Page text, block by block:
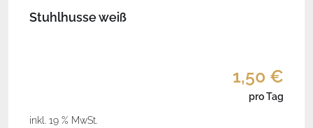
Stuhlhusse weiß
1,50 €
pro Tag
inkl. 19 % MwSt.